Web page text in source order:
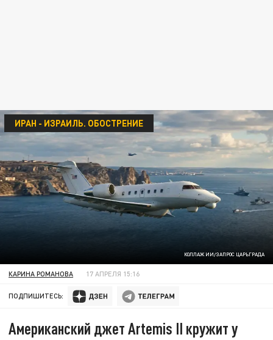
КОЛЛАЖ ИИ/ЗАПРОС ЦАРЬГРАДА
ИРАН - ИЗРАИЛЬ. ОБОСТРЕНИЕ
КАРИНА РОМАНОВА 17 АПРЕЛЯ 15:16
ПОДПИШИТЕСЬ:
Американский джет Artemis II кружит у